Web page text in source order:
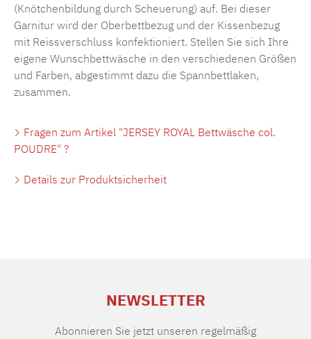
(Knötchenbildung durch Scheuerung) auf. Bei dieser
Garnitur wird der Oberbettbezug und der Kissenbezug
mit Reissverschluss konfektioniert. Stellen Sie sich Ihre
eigene Wunschbettwäsche in den verschiedenen Größen
und Farben, abgestimmt dazu die Spannbettlaken,
zusammen.
Fragen zum Artikel "JERSEY ROYAL Bettwäsche col.
POUDRE" ?
Details zur Produktsicherheit
NEWSLETTER
Abonnieren Sie jetzt unseren regelmäßig